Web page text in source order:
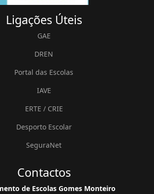
LigaçõesÚteis
GAE
DREN
Portal das Escolas
IAVE
ERTE / CRIE
Desporto Escolar
SeguraNet
Contactos
de Escolas Gomes Monteiro